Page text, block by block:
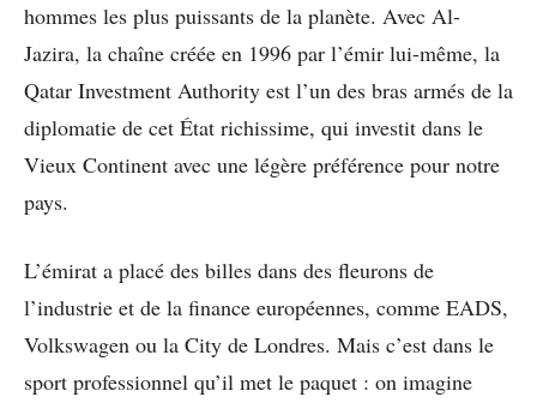
hommes les plus puissants de la planète. Avec Al-
Jazira, la chaîne créée en 1996 par l’émir lui-même, la
Qatar Investment Authority est l’un des bras armés de la
diplomatie de cet État richissime, qui investit dans le
Vieux Continent avec une légère préférence pour notre
pays.
L’émirat a placé des billes dans des fleurons de
l’industrie et de la finance européennes, comme EADS,
Volkswagen ou la City de Londres. Mais c’est dans le
sport professionnel qu’il met le paquet : on imagine